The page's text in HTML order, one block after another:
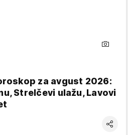
za avgust 2026:
Strelčevi ulažu, Lavovi